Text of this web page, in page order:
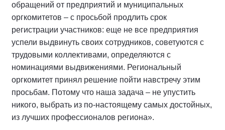
обращений от предприятий и муниципальных
оргкомитетов – с просьбой продлить срок
регистрации участников: еще не все предприятия
успели выдвинуть своих сотрудников, советуются с
трудовыми коллективами, определяются с
номинациями выдвижениями. Региональный
оргкомитет принял решение пойти навстречу этим
просьбам. Потому что наша задача – не упустить
никого, выбрать из по-настоящему самых достойных,
из лучших профессионалов региона».